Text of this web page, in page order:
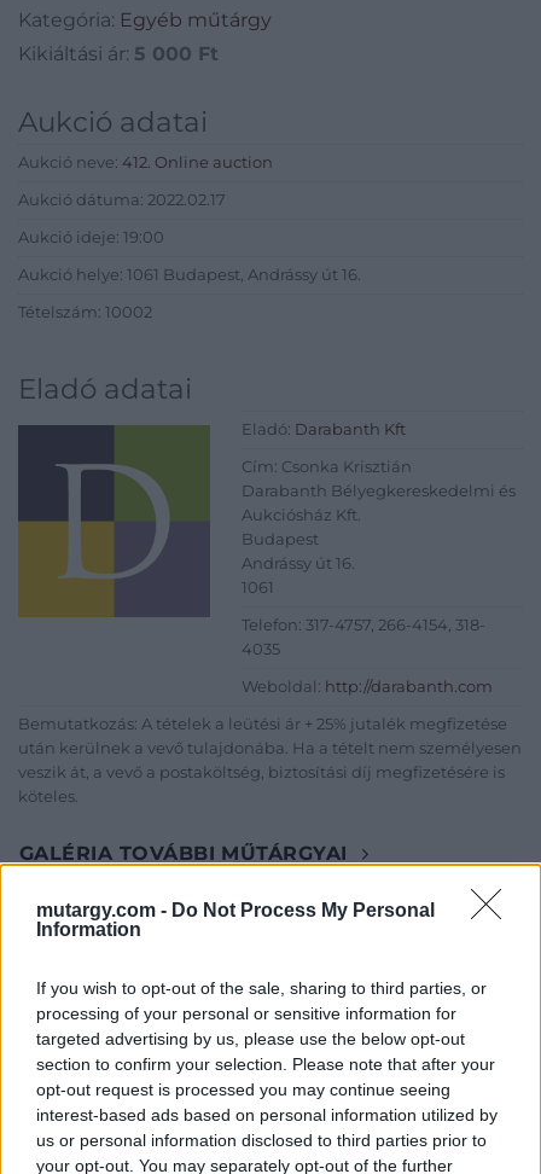
mutargy.com - Do Not Process My Personal
Information
If you wish to opt-out of the sale, sharing to third parties, or
processing of your personal or sensitive information for
targeted advertising by us, please use the below opt-out
section to confirm your selection. Please note that after your
opt-out request is processed you may continue seeing
interest-based ads based on personal information utilized by
us or personal information disclosed to third parties prior to
your opt-out. You may separately opt-out of the further
Kategória: Egyéb műtárgy
Kikiáltási ár: 5 000 Ft
Aukció adatai
Aukció neve: 412. Online auction
Aukció dátuma: 2022.02.17
Aukció ideje: 19:00
Aukció helye: 1061 Budapest, Andrássy út 16.
Tételszám: 10002
Eladó adatai
Eladó: Darabanth Kft
Cím: Csonka Krisztián
Darabanth Bélyegkereskedelmi és
Aukciósház Kft.
Budapest
Andrássy út 16.
1061
Telefon: 317-4757, 266-4154, 318-
4035
Weboldal: http://darabanth.com
Bemutatkozás: A tételek a leütési ár + 25% jutalék megfizetése
után kerülnek a vevő tulajdonába. Ha a tételt nem személyesen
veszik át, a vevő a postaköltség, biztosítási díj megfizetésére is
köteles.
GALÉRIA TOVÁBBI MŰTÁRGYAI
KAPCSOLÓDÓ MŰTÁRGYAK